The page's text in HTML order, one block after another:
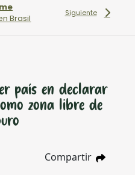
Brasil
Siguiente
país en declarar
zona libre de
Compartir